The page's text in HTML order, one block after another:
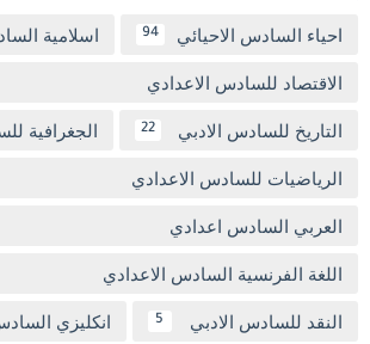
احياء السادس الاحيائي 94 اسلامية
الاقتصاد للسادس الاعدادي
التاريخ للسادس الادبي 22 الجغرافية
الرياضيات للسادس الاعدادي
العربي السادس اعدادي
اللغة الفرنسية السادس الاعدادي
النقد للسادس الادبي 5 انكليزي